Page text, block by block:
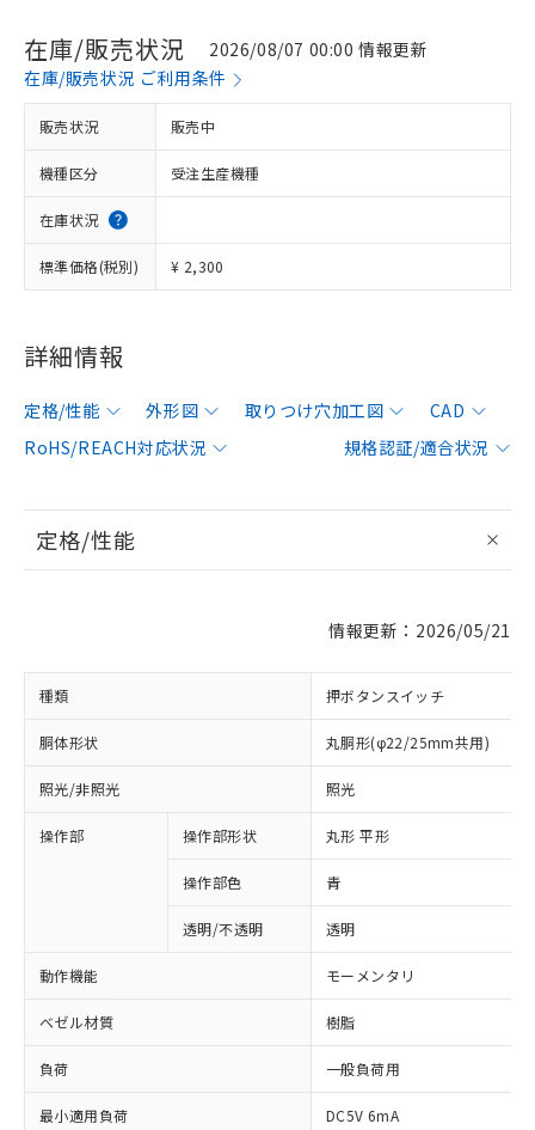
在庫/販売状況
2026/08/07 00:00 情報更新
在庫/販売状況 ご利用条件
販売状況 販売中
機種区分 受注生産機種
在庫状況
標準価格(税別) ¥ 2,300
詳細情報
定格/性能 外形図 取りつけ穴加工図
CAD
RoHS/REACH対応状況
規格認証/適合状況
定格/性能
情報更新：2026/05/21
種類 押ボタンスイッチ
胴体形状 丸胴形(φ22/25mm共用)
照光/非照光 照光
操作部 操作部形状 丸形 平形
操作部色 青
透明/不透明 透明
動作機能 モーメンタリ
ベゼル材質 樹脂
負荷 一般負荷用
最小適用負荷 DC5V 6mA